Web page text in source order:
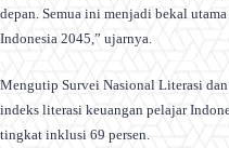
depan. Semua ini menjadi bekal
Indonesia 2045,” ujarnya.
Mengutip Survei Nasional Literasi
indeks literasi keuangan pelajar
tingkat inklusi 69 persen.